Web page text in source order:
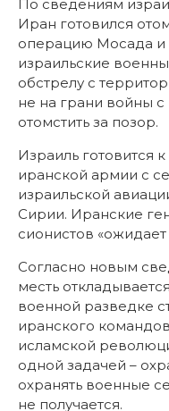
По сведениям
Иран готовился
операцию Мосада и
израильские
обстрелу с
не на грани войны
отомстить за позор.
Израиль готовится
иранской армии с
израильской
Сирии. Иранские
сионистов
Согласно новым
месть
военной разведке
иранского
исламской
одной задачей –
охранять военные
не получается.